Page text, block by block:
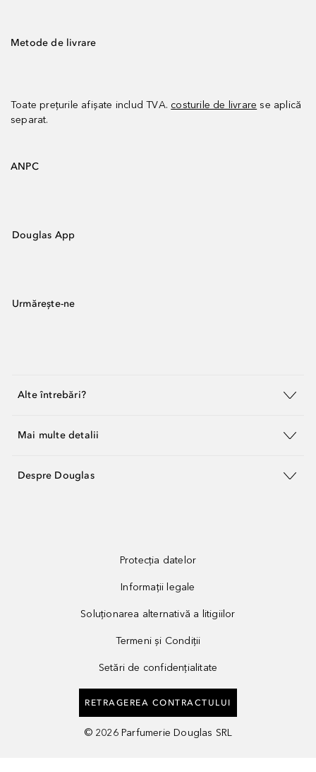
Metode de livrare
Toate prețurile afișate includ TVA. costurile de livrare se aplică
separat.
ANPC
Douglas App
Urmărește-ne
Alte întrebări?
Mai multe detalii
Despre Douglas
Protecția datelor
Informații legale
Soluționarea alternativă a litigiilor
Termeni și Condiții
Setări de confidențialitate
RETRAGEREA CONTRACTULUI
© 2026 Parfumerie Douglas SRL